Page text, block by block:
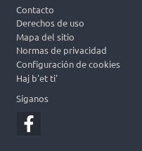
Contacto
Derechos de uso
Mapa del sitio
Normas de privacidad
Configuración de cookies
Haj b'et ti'
Síganos